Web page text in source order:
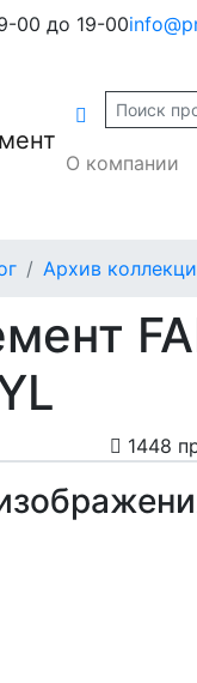
00 до 19-00
О компании
Архив
1448